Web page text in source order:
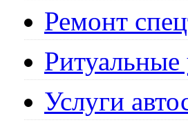
Ремонт
Ритуальные
Услуги